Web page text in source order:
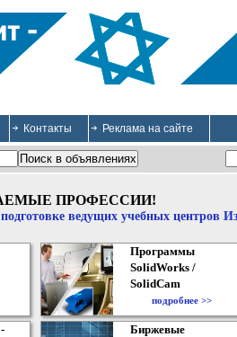
Контакты Реклама на сайте
ПРОФЕССИИ!
ведущих учебных центров
Программы
SolidWorks /
SolidCam
подробнее >>
Биржевые